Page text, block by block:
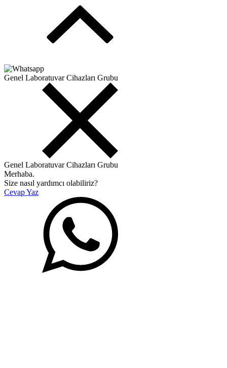
Genel Laboratuvar Cihazları Grubu
Genel Laboratuvar Cihazları Grubu
Merhaba.
Size nasıl yardımcı olabiliriz?
Cevap Yaz